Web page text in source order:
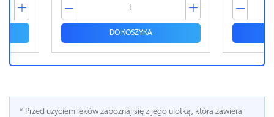
DO KOSZYKA
* Przed użyciem leków zapoznaj się z jego ulotką, która zawiera